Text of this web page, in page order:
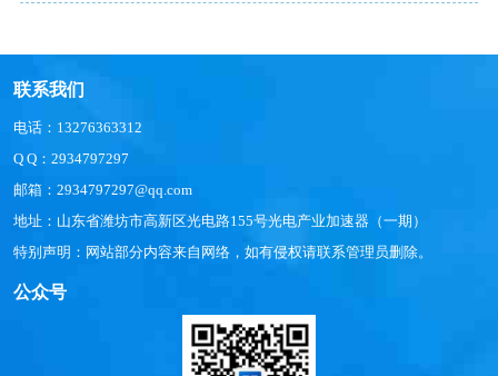
联系我们
电话：13276363312
Q Q：2934797297
邮箱：2934797297@qq.com
地址：山东省潍坊市高新区光电路155号光电产业加速器（一期）
特别声明：网站部分内容来自网络，如有侵权请联系管理员删除。
公众号